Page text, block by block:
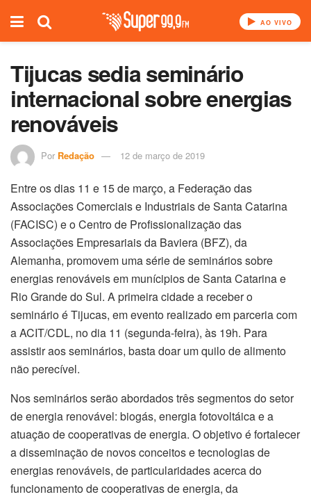
AO VIVO
Tijucas sedia seminário
internacional sobre energias
renováveis
Por Redação 12 de março de 2019
Entre os dias 11 e 15 de março, a Federação das
Associações Comerciais e Industriais de Santa Catarina
(FACISC) e o Centro de Profissionalização das
Associações Empresariais da Baviera (BFZ), da
Alemanha, promovem uma série de seminários sobre
energias renováveis em munícipios de Santa Catarina e
Rio Grande do Sul. A primeira cidade a receber o
seminário é Tijucas, em evento realizado em parceria com
a ACIT/CDL, no dia 11 (segunda-feira), às 19h. Para
assistir aos seminários, basta doar um quilo de alimento
não perecível.
Nos seminários serão abordados três segmentos do setor
de energia renovável: biogás, energia fotovoltáica e a
atuação de cooperativas de energia. O objetivo é fortalecer
a disseminação de novos conceitos e tecnologias de
energias renováveis, de particularidades acerca do
funcionamento de cooperativas de energia, da